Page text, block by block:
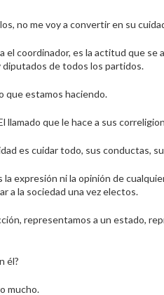
no me voy a convertir en su
el coordinador, es la actitud que se
diputados de todos los partidos.
que estamos haciendo.
llamado que le hace a sus
es cuidar todo, sus conductas,
expresión ni la opinión de
a la sociedad una vez electos.
representamos a un estado,
él?
mucho.